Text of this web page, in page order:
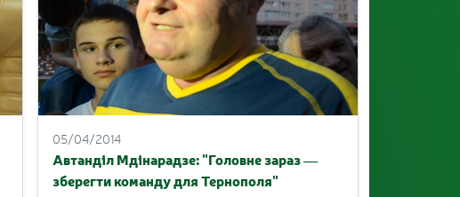
05/04/2014
Автанділ Мдінарадзе: "Головне зараз —
зберегти команду для Тернополя"